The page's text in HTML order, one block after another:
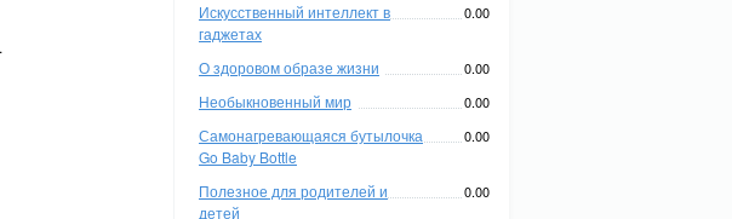
Искусственный интеллект в
гаджетах
0.00
О здоровом образе жизни 0.00
Необыкновенный мир 0.00
Самонагревающаяся бутылочка
Go Baby Bottle
0.00
Полезное для родителей и
детей
0.00